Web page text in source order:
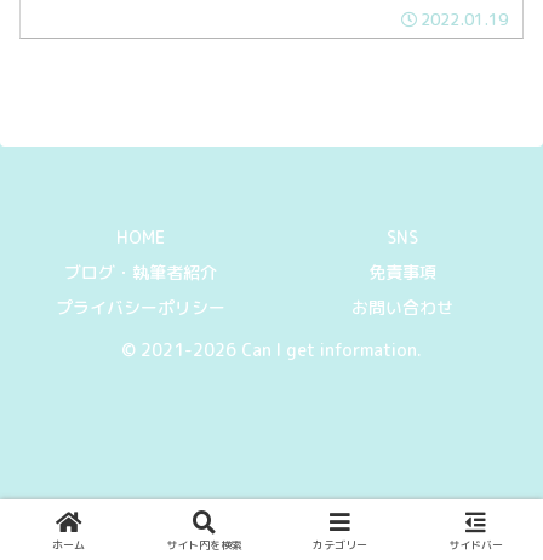
2022.01.19
HOME
SNS
ブログ・執筆者紹介
免責事項
プライバシーポリシー
お問い合わせ
© 2021-2026 Can I get information.
ホーム サイト内を検索 カテゴリー サイドバー